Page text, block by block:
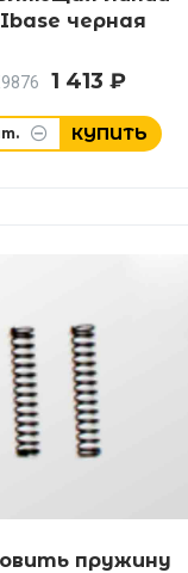
черная
1 413 ₽
КУПИТЬ
пружину